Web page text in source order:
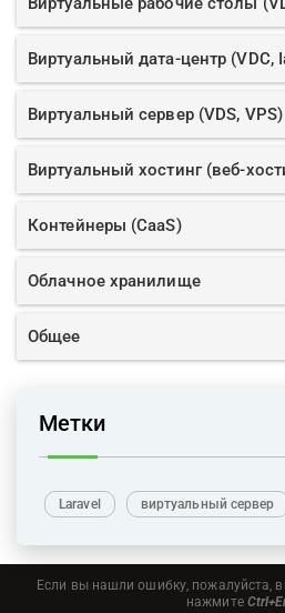
Виртуальный дата-центр (VDC,
Виртуальный сервер (VDS, VPS)
Виртуальный хостинг (веб-
Контейнеры (CaaS)
Облачное хранилище
Общее
Метки
Laravel виртуальный сервер
Если вы нашли ошибку, пожалуйста,
нажмите